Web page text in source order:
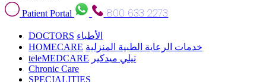
Patient Portal
800 633 2273
DOCTORS الأطباء
HOMECARE خدمات الرعاية الطبية المنزلية
teleMEDCARE تيلي ميدكير
Chronic Care
SPECIALITIES